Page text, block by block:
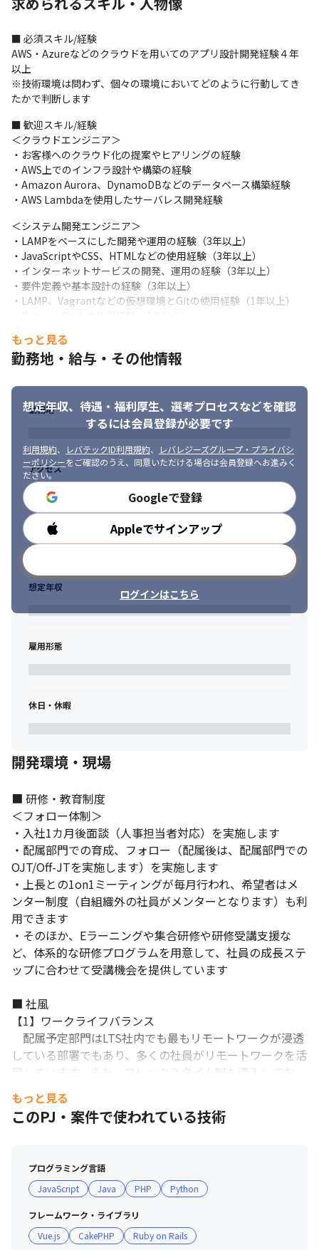
・OS：Linux
上記の案件例以外にも、クラウド（主にAWS）上でのインフラ設
計・構築・運用を行います。
・顧客へのクラウド移行の提案、ヒアリング、仕様定義）
・クラウド上のシステム設計実務（アーキテクチャの構成、移行
計画、
高可用性設計とその実装など）
・クラウド上のシステム運用実務（デプロイ、モニタリング、ト
ラブルシューティングなど）
■その他弊社事業部でのプロジェクト例
①花王様AI自動棚割りシステム開発
https://www.kao.com/jp/corporate/news/business-
finance/2021/20210708-001/
・案件概要：AI自動生成アルゴリズムを搭載した自動棚割りシス
テムの開発
・言語：Python
・フレームワーク：Django
・サーバー：AWS
AIのアルゴリズムはLTSデータサイエンティスト
にて作成
②化学メーカーの受発注システムの開発
・案件概要：COBOLからJava Springへ移行させ、海外でも展開
できる受発注システムの開発
・言語：Java, Vue.js
・フレームワーク：Java Spring Framework
・サーバー：Windows 2019
・担当フェーズ：要件定義から詳細設計、基本設計、コーディン
グ、実装までを担当
・開発体制：8名
■ 必須スキル/経験
AWS・Azureなどのクラウドを用いてのアプリ設計開発経験４年
以上
※技術環境は問わず、個々の環境においてどのように行動してき
たかで判断します
■ 歓迎スキル/経験
＜クラウドエンジニア＞
・お客様へのクラウド化の提案やヒアリングの経験
・AWS上でのインフラ設計や構築の経験
・Amazon Aurora、DynamoDBなどのデータベース構築経験
・AWS Lambdaを使用したサーバレス開発経験
＜システム開発エンジニア＞
・LAMPをベースにした開発や運用の経験（3年以上）
・JavaScriptやCSS、HTMLなどの使用経験（3年以上）
・インターネットサービスの開発、運用の経験（3年以上）
・要件定義や基本設計の経験（3年以上）
・LAMP、Vagrantなどの仮想環境とGitの使用経験（1年以上）
■ 求める人物像
・協調性があり、チームワークを大事にできる方
・キャリアアップやスキル向上に対して積極的に取り組める方
・技術的な情報を自ら収集し、新しいことに取り組む意欲のある
・ビジネスマインドを持って、サービスの成長に貢献することの
できる方
もっと見る
勤務地・給与・その他情報
想定年収、待遇・福利厚生、 選考プロセスなどを確認
するには会員登録が必要です
利用規約、 レバテックID利用規約、
レバレジーズグループ・プライバシ
ーポリシーをご確認のうえ、同意いただける場合は会員登録へお進みく
ださい。
Googleで登録
Appleでサインアップ
ログインはこちら
勤務地
アクセス
勤務時間
想定年収
雇用形態
休日・休暇
開発環境・現場
■ 研修・教育制度
＜フォロー体制＞
・入社1カ月後面談（人事担当者対応）を実施します
・配属部門での育成、フォロー（配属後は、配属部門での
OJT/Off-JTを実施します）を実施します
・上長との1on1ミーティングが毎月行われ、希望者はメ
ンター制度（自組織外の社員がメンターとなります）も利
用できます
・そのほか、Eラーニングや集合研修や研修受講支援な
ど、体系的な研修プログラムを用意して、社員の成長ステ
ップに合わせて受講機会を提供しています
■ 社風
【1】ワークライフバランス
配属予定部門はLTS社内でも最もリモートワークが浸透
している部署でもあり、多くの社員がリモートワークを活
用しています。また、フレックスタイム制も導入してお
り、例えば男女問わず子育てをしながら勤務している社員
であれば、一時抜け、その分を後ろ倒しや前倒しするなど
柔軟な勤務をしています。
【2】プライム案件
配属予定部門で受けている依頼の約90％はプライム案
件（2024年1月時点）です。そのため、企画や設計などの
上流工程への挑戦・担当する事が出来る他、弊社コンサル
もっと見る
このPJ・案件で使われている技術
プログラミング言語
JavaScript
Java PHP Python
フレームワーク・ライブラリ
Vue.js
CakePHP Ruby on Rails